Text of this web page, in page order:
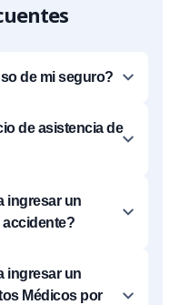
de mi seguro?
de asistencia de
ingresar un
accidente?
ingresar un
Médicos por